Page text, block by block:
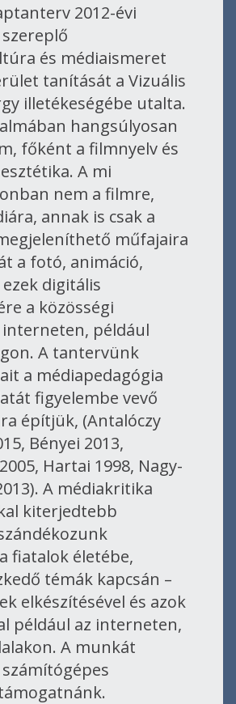
2012-évi
és médiaismeret
tanítását a Vizuális
illetékeségébe utalta.
hangsúlyosan
főként a filmnyelv és
A mi
nem a filmre,
annak is csak a
műfajaira
a fotó, animáció,
digitális
a közösségi
interneten, például
A tantervünk
a médiapedagógia
figyelembe vevő
építjük, (Antalóczy
Bényei 2013,
Hartai 1998, Nagy-
A médiakritika
kiterjedtebb
fiatalok életébe,
témák kapcsán –
elkészítésével és azok
például az interneten,
A munkát